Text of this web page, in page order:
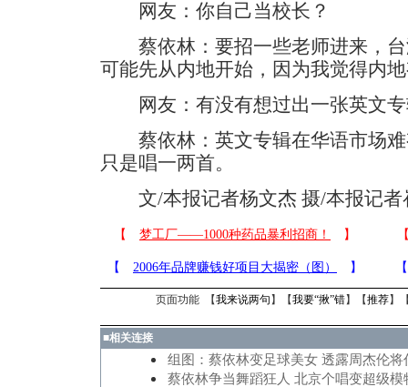
网友：你自己当校长？
蔡依林：要招一些老师进来，台
可能先从内地开始，因为我觉得内
网友：有没有想过出一张英文专
蔡依林：英文专辑在华语市场难
只是唱一两首。
文/本报记者杨文杰 摄/本报记者
页面功能 【我来说两句 】【我要“揪”错】【推荐】
■相关连接
组图：蔡依林变足球美女 透露周杰伦将
蔡依林争当舞蹈狂人 北京个唱变超级模